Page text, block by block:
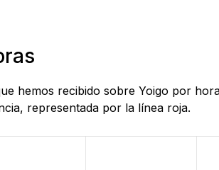
hemos recibido sobre Yoigo por
representada por la línea roja.